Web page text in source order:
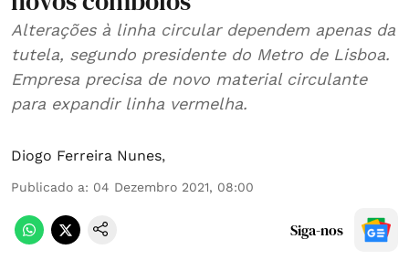
Alterações à linha circular dependem apenas da
tutela, segundo presidente do Metro de Lisboa.
Empresa precisa de novo material circulante
para expandir linha vermelha.
Diogo Ferreira Nunes,
Publicado a: 04 Dezembro 2021, 08:00
Siga-nos